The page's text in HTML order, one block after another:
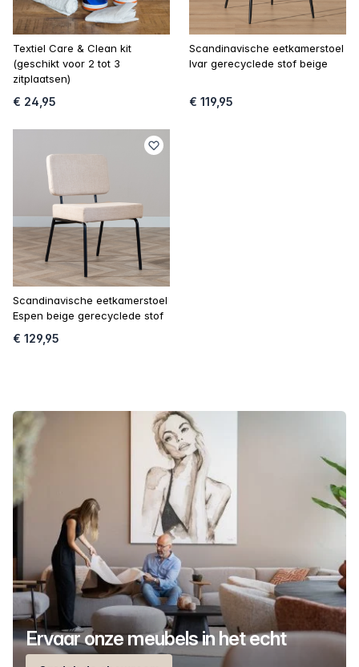
Textiel Care & Clean kit
(geschikt voor 2 tot 3
zitplaatsen)
€ 24,95
Scandinavische eetkamerstoel
Ivar gerecyclede stof beige
€ 119,95
Scandinavische eetkamerstoel
Espen beige gerecyclede stof
€ 129,95
Ervaar onze meubels in het echt